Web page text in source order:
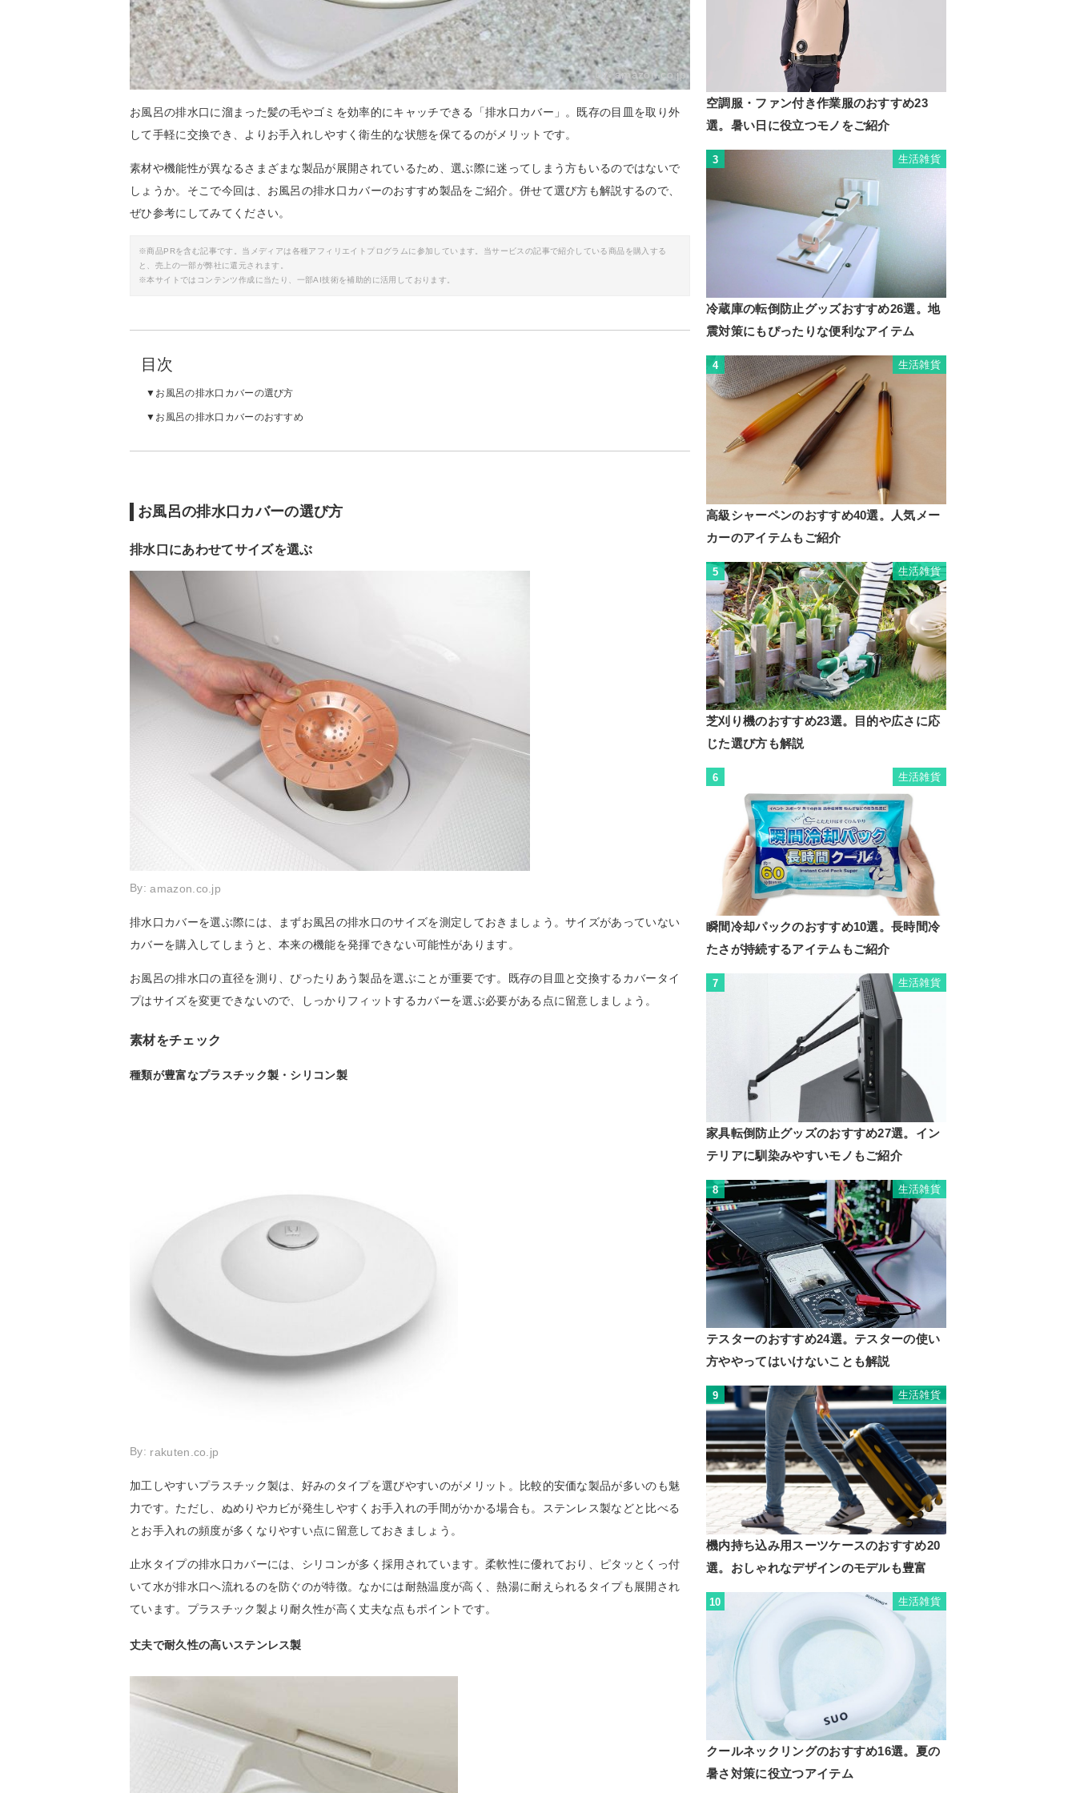
By:amazon.co.jp
お風呂の排水口に溜まった髪の毛やゴミを効率的にキャッチできる「排水口カバー」。既存の目皿を取り外
して手軽に交換でき、よりお手入れしやすく衛生的な状態を保てるのがメリットです。
素材や機能性が異なるさまざまな製品が展開されているため、選ぶ際に迷ってしまう方もいるのではないで
しょうか。そこで今回は、お風呂の排水口カバーのおすすめ製品をご紹介。併せて選び方も解説するので、
ぜひ参考にしてみてください。
※商品PRを含む記事です。当メディアは各種アフィリエイトプログラムに参加しています。当サービスの記事で紹介している商品を購入する
と、売上の一部が弊社に還元されます。
※本サイトではコンテンツ作成に当たり、一部AI技術を補助的に活用しております。
目次
お風呂の排水口カバーの選び方
お風呂の排水口カバーのおすすめ
お風呂の排水口カバーの選び方
排水口にあわせてサイズを選ぶ
By:amazon.co.jp
排水口カバーを選ぶ際には、まずお風呂の排水口のサイズを測定しておきましょう。サイズがあっていない
カバーを購入してしまうと、本来の機能を発揮できない可能性があります。
お風呂の排水口の直径を測り、ぴったりあう製品を選ぶことが重要です。既存の目皿と交換するカバータイ
プはサイズを変更できないので、しっかりフィットするカバーを選ぶ必要がある点に留意しましょう。
素材をチェック
種類が豊富なプラスチック製・シリコン製
By: rakuten.co.jp
加工しやすいプラスチック製は、好みのタイプを選びやすいのがメリット。比較的安価な製品が多いのも魅
力です。ただし、ぬめりやカビが発生しやすくお手入れの手間がかかる場合も。ステンレス製などと比べる
とお手入れの頻度が多くなりやすい点に留意しておきましょう。
止水タイプの排水口カバーには、シリコンが多く採用されています。柔軟性に優れており、ピタッとくっ付
いて水が排水口へ流れるのを防ぐのが特徴。なかには耐熱温度が高く、熱湯に耐えられるタイプも展開され
ています。プラスチック製より耐久性が高く丈夫な点もポイントです。
丈夫で耐久性の高いステンレス製
空調服・ファン付き作業服のおすすめ23
選。暑い日に役立つモノをご紹介
3 生活雑貨
冷蔵庫の転倒防止グッズおすすめ26選。地
震対策にもぴったりな便利なアイテム
4 生活雑貨
高級シャーペンのおすすめ40選。人気メー
カーのアイテムもご紹介
5 生活雑貨
芝刈り機のおすすめ23選。目的や広さに応
じた選び方も解説
6 生活雑貨
瞬間冷却パックのおすすめ10選。長時間冷
たさが持続するアイテムもご紹介
7 生活雑貨
家具転倒防止グッズのおすすめ27選。イン
テリアに馴染みやすいモノもご紹介
8 生活雑貨
テスターのおすすめ24選。テスターの使い
方ややってはいけないことも解説
9 生活雑貨
機内持ち込み用スーツケースのおすすめ20
選。おしゃれなデザインのモデルも豊富
10 生活雑貨
クールネックリングのおすすめ16選。夏の
暑さ対策に役立つアイテム